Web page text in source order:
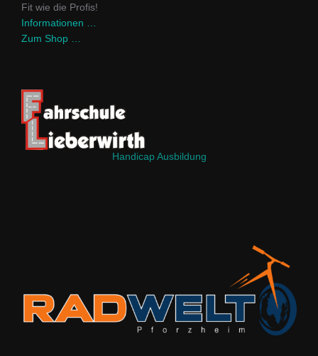
Fit wie die Profis!
Informationen …
Zum Shop …
Handicap Ausbildung